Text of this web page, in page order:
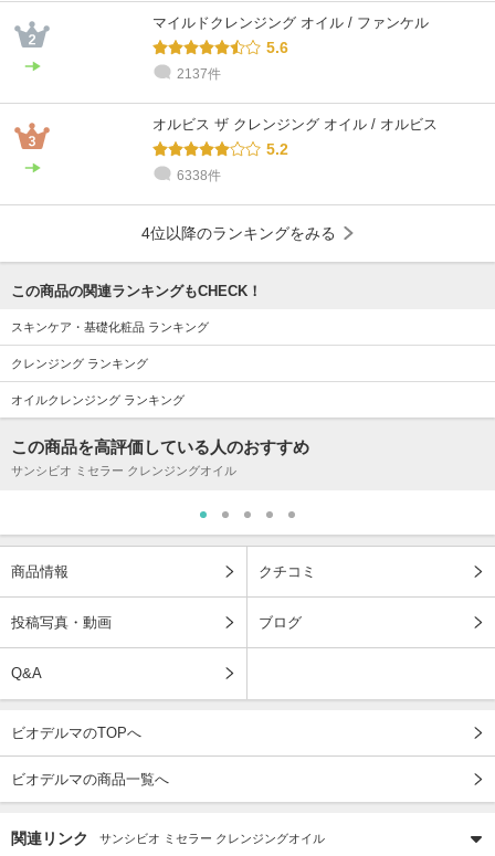
マイルドクレンジング オイル / ファンケル
5.6
2137件
オルビス ザ クレンジング オイル / オルビス
5.2
6338件
4位以降のランキングをみる
この商品の関連ランキングもCHECK！
スキンケア・基礎化粧品 ランキング
クレンジング ランキング
オイルクレンジング ランキング
この商品を高評価している人のおすすめ
サンシビオ ミセラー クレンジングオイル
商品情報 クチコミ
投稿写真・動画 ブログ
Q&A
ビオデルマのTOPへ
ビオデルマの商品一覧へ
関連リンク サンシビオ ミセラー クレンジングオイル